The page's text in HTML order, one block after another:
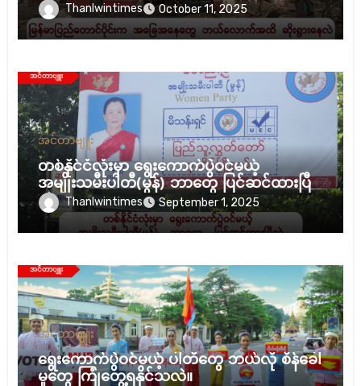
Thanlwintimes October 11, 2025
အင်တာဗျူး
တစ်နိုင်ငံလုံးမှာ ရွေးကောက်ပွဲဝင်မယ့်
အမျိုးသမီးပါတီ(မွန်) ဘာတွေ ပြင်ဆင်ထားပြီ
လဲ။ Thanlwintimes September 1, 2025
အင်တာဗျူး
ရွေးကောက်ပွဲဝင်မယ့် ပါတီတွေ ဘယ်လို စိန်ခေါ်
မှုတွေ ကြုံတွေ့ရနိုင်သလဲ။